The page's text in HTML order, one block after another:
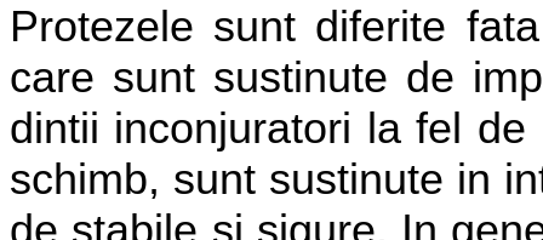
Protezele sunt diferite
care sunt sustinute de
dintii inconjuratori la fel
schimb, sunt sustinute in